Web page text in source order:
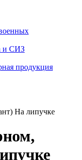
и СИЗ
продукция
На липучке